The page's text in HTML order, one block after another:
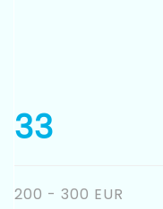
33
200 - 300 EUR